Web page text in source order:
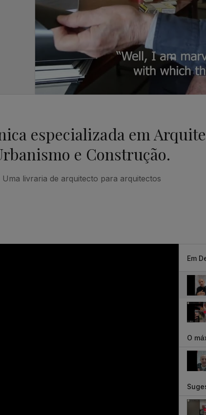
especializada em
e Construção.
Uma livraria de arquitecto para arquitectos
Em
O